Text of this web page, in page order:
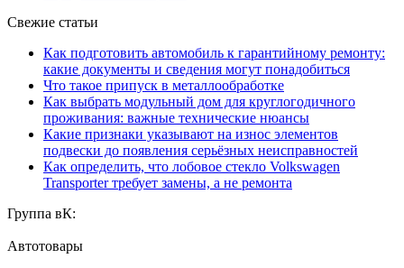
Свежие статьи
Как подготовить автомобиль к гарантийному ремонту:
какие документы и сведения могут понадобиться
Что такое припуск в металлообработке
Как выбрать модульный дом для круглогодичного
проживания: важные технические нюансы
Какие признаки указывают на износ элементов
подвески до появления серьёзных неисправностей
Как определить, что лобовое стекло Volkswagen
Transporter требует замены, а не ремонта
Группа вК:
Автотовары